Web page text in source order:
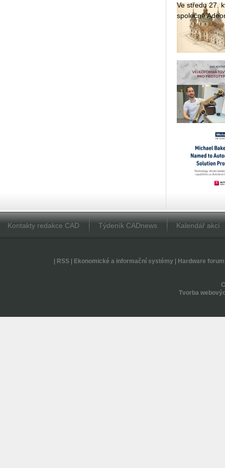
Ve stře­du 27.
spo­leč­ně
Kontakty redakce CAD Týdeník CADnews Kalendář akcí
RSS| Ekonomické a informační systémy| Hardware forum
Tvorba